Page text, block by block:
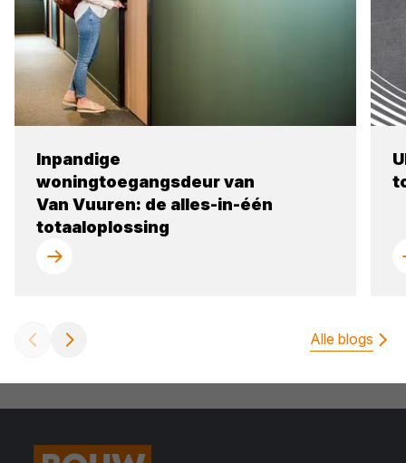
Inpandige
woningtoegangsdeur van
Van Vuuren: de alles-in-één
totaaloplossing
Alle blogs